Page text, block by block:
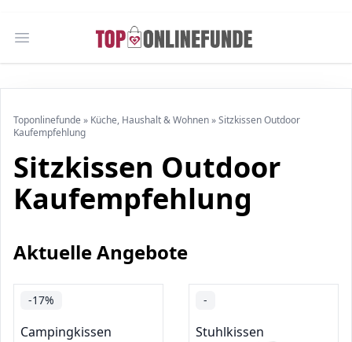
Open main menu
Toponlinefunde » Küche, Haushalt & Wohnen»Sitzkissen Outdoor
Kaufempfehlung
Sitzkissen Outdoor
Kaufempfehlung
Aktuelle Angebote
-17%
Campingkissen
-
Stuhlkissen